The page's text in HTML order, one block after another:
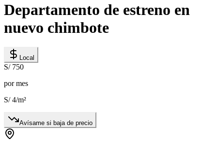
Departamento de estreno en
nuevo chimbote
Local
S/ 750
por mes
S/ 4/m²
Avísame si baja de precio